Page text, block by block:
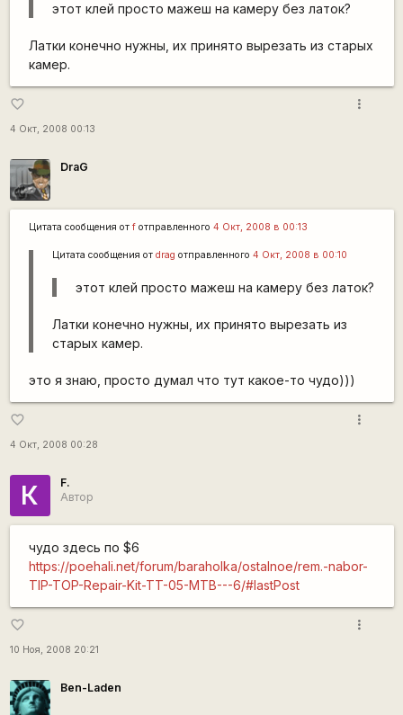
этот клей просто мажеш на камеру без латок?
Латки конечно нужны, их принято вырезать из старых
камер.
favorite_border
4 Окт, 2008 00:13
more_vert
DraG
Цитата сообщения от fотправленного 4 Окт, 2008 в 00:13
Цитата сообщения от drag отправленного 4 Окт, 2008 в 00:10
этот клей просто мажеш на камеру без латок?
Латки конечно нужны, их принято вырезать из
старых камер.
это я знаю, просто думал что тут какое-то чудо)))
favorite_border
4 Окт, 2008 00:28
more_vert
К
F.
Автор
чудо здесь по $6
https://poehali.net/forum/baraholka/ostalnoe/rem.-nabor-
TIP-TOP-Repair-Kit-TT-05-MTB---6/#lastPost
favorite_border
10 Ноя, 2008 20:21
more_vert
Ben-Laden